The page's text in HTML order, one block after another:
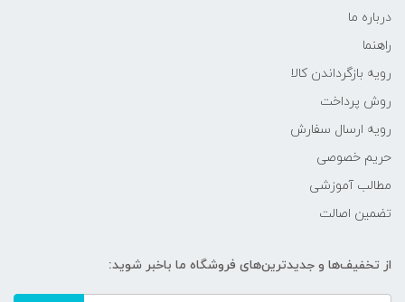
درباره ما
راهنما
رویه‌ بازگرداندن کالا
روش پرداخت
رویه ارسال سفارش
حریم خصوصی
مطالب آموزشی
تضمین اصالت
از تخفیف‌ها و جدیدترین‌های فروشگاه ما باخبر شوید: